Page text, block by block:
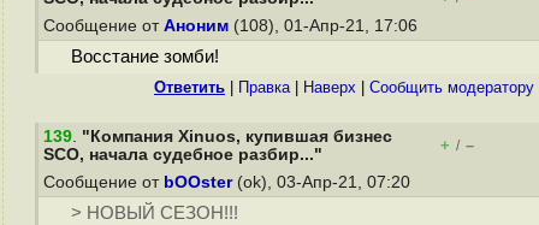
Сообщение от Аноним (108), 01-Апр-21, 17:06
Восстание зомби!
Ответить Правка| Наверх Cообщить модератору
139. "Компания Xinuos, купившая бизнес
SCO, начала судебное разбир..."
+ / –
Сообщение от bOOster(ok), 03-Апр-21, 07:20
> НОВЫЙ СЕЗОН!!!